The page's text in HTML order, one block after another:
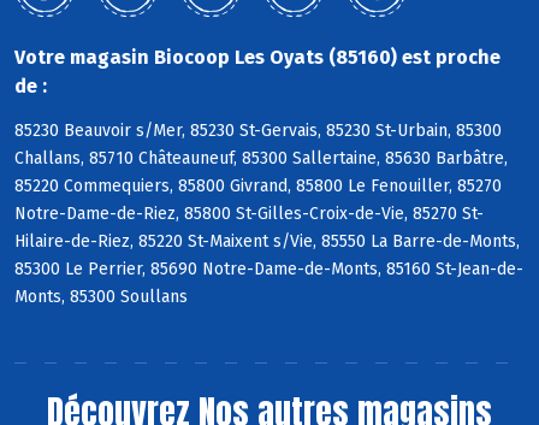
Votre magasin Biocoop Les Oyats (85160) est proche
de :
85230 Beauvoir s/Mer, 85230 St-Gervais, 85230 St-Urbain, 85300
Challans, 85710 Châteauneuf, 85300 Sallertaine, 85630 Barbâtre,
85220 Commequiers, 85800 Givrand, 85800 Le Fenouiller, 85270
Notre-Dame-de-Riez, 85800 St-Gilles-Croix-de-Vie, 85270 St-
Hilaire-de-Riez, 85220 St-Maixent s/Vie, 85550 La Barre-de-Monts,
85300 Le Perrier, 85690 Notre-Dame-de-Monts, 85160 St-Jean-de-
Monts, 85300 Soullans
Découvrez Nos autres magasins